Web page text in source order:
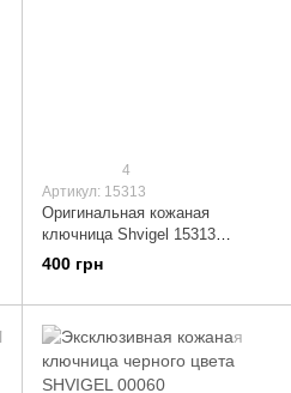
4
Артикул: 15313
Оригинальная кожаная
ключница Shvigel 15313
Черная
400 грн